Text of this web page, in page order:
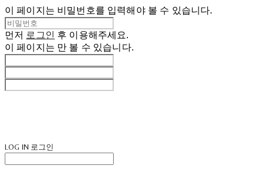
이 페이지는 비밀번호를 입력해야 볼 수 있습니다.
먼저 로그인 후 이용해주세요.
이 페이지는 만 볼 수 있습니다.
LOG IN 로그인